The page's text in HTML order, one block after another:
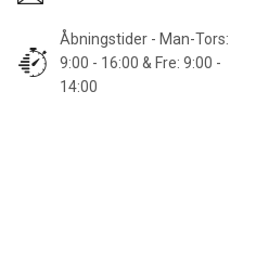
Åbningstider - Man-Tors:
9:00 - 16:00 & Fre: 9:00 -
14:00